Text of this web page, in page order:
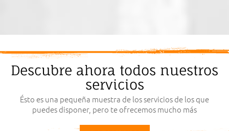
Descubre ahora todos nuestros
servicios
Ésto es una pequeña muestra de los servicios de los que
puedes disponer, pero te ofrecemos mucho más